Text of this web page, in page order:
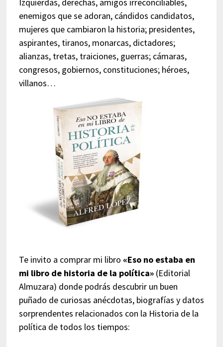
enemigos que se adoran, cándidos candidatos,
mujeres que cambiaron la historia; presidentes,
aspirantes, tiranos, monarcas, dictadores;
alianzas, tretas, traiciones, guerras; cámaras,
congresos, gobiernos, constituciones; héroes,
villanos…
Te invito a comprar mi libro «Eso no estaba en
mi libro de historia de la política»(Editorial
Almuzara) donde podrás descubrir un buen
puñado de curiosas anécdotas, biografías y datos
sorprendentes relacionados con la Historia de la
política de todos los tiempos: